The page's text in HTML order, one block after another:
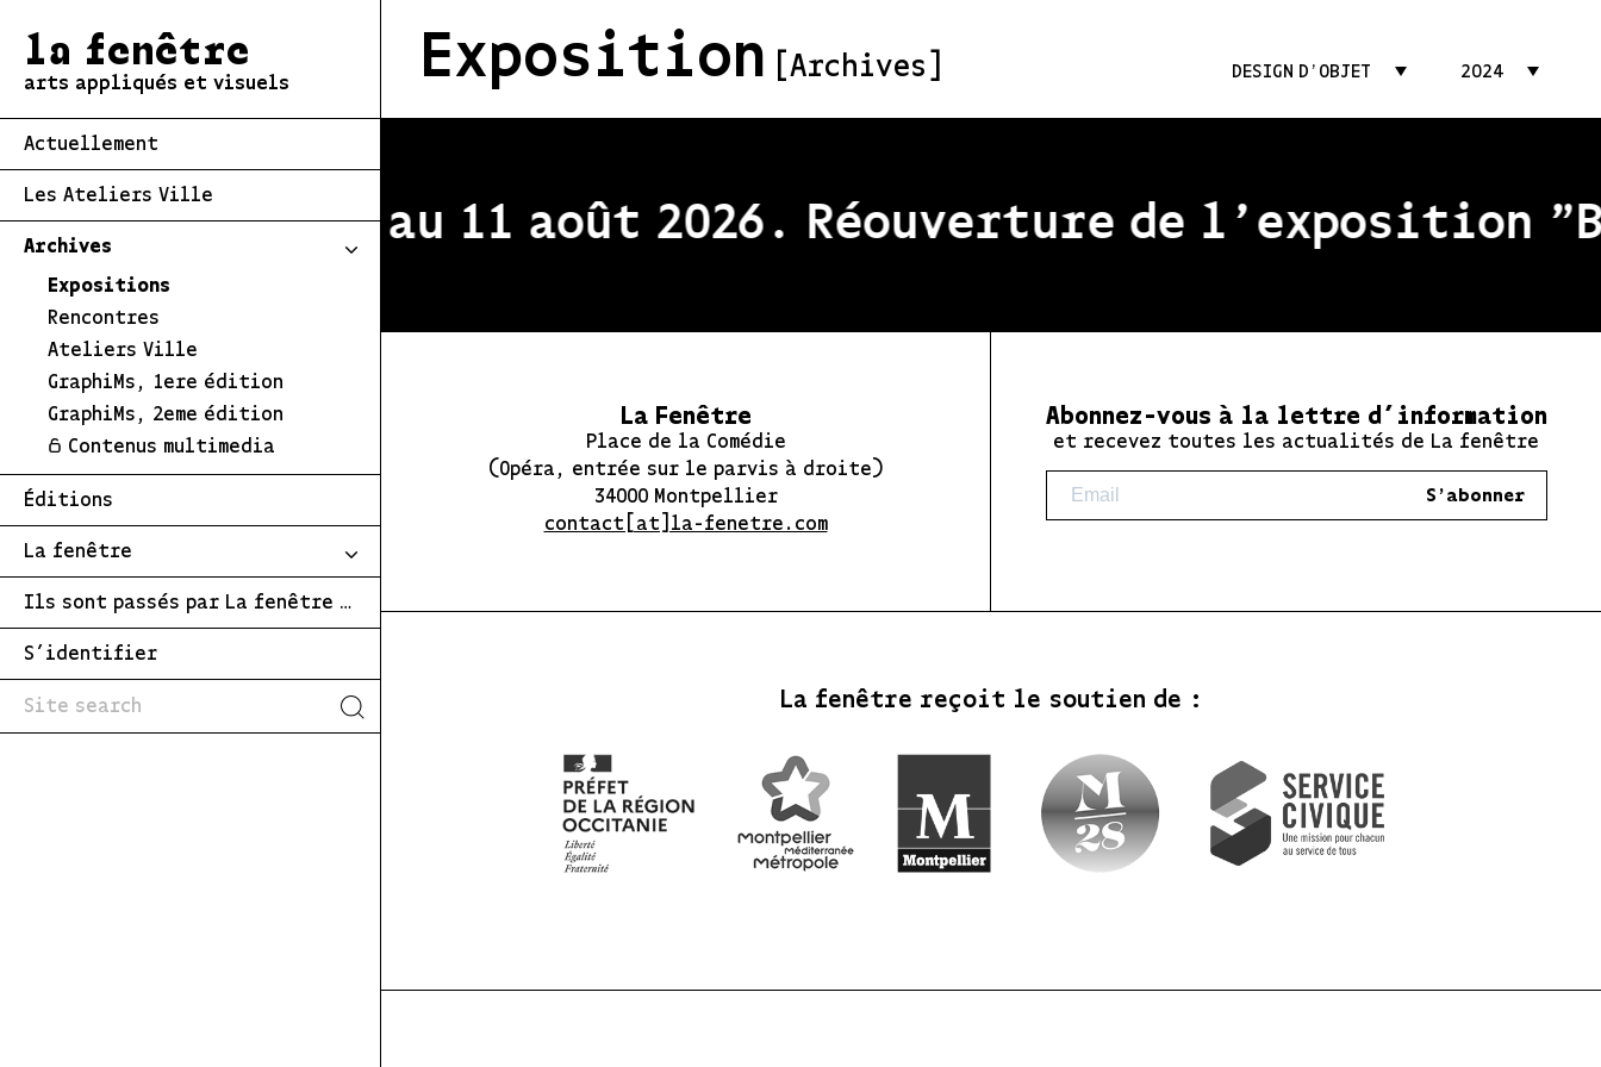
la fenêtre
arts appliqués et visuels
Actuellement
Les Ateliers Ville
Archives
Expositions
Rencontres
Ateliers Ville
GraphiMs, 1ere édition
GraphiMs, 2eme édition
Contenus multimedia
Éditions
La fenêtre
Ils sont passés par La fenêtre …
S’identifier
Exposition [Archives] DESIGN D'OBJET 2024
du 2 au 11 août 2026. Réouverture de l'exposition
La Fenêtre
Place de la Comédie
(Opéra, entrée sur le parvis à droite)
34000 Montpellier
contact[at]la-fenetre.com
Abonnez-vous à la lettre d’information
et recevez toutes les actualités de La fenêtre
S'abonner
La fenêtre reçoit le soutien de :